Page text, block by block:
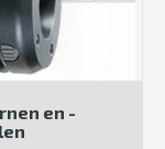
en -